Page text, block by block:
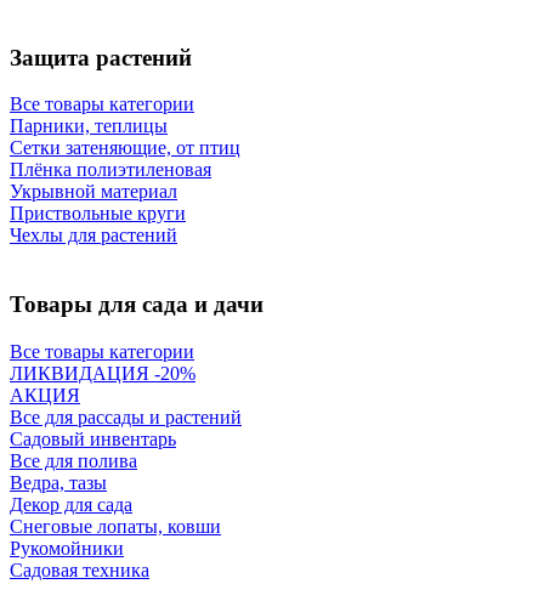
Защита растений
Все товары категории
Парники, теплицы
Сетки затеняющие, от птиц
Плёнка полиэтиленовая
Укрывной материал
Приствольные круги
Чехлы для растений
Товары для сада и дачи
Все товары категории
ЛИКВИДАЦИЯ -20%
АКЦИЯ
Все для рассады и растений
Садовый инвентарь
Все для полива
Ведра, тазы
Декор для сада
Снеговые лопаты, ковши
Рукомойники
Садовая техника